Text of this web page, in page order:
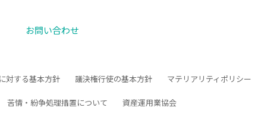
お問い合わせ
対する基本方針 議決権行使の基本方針 マテリアリティポリシー
苦情・紛争処理措置について 資産運用業協会